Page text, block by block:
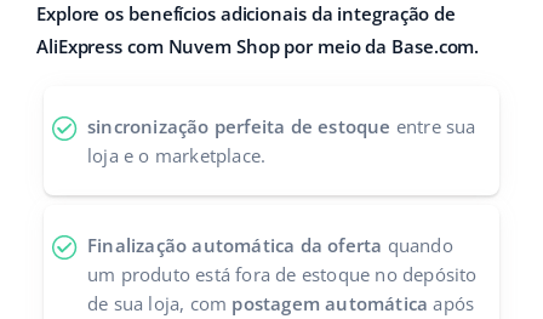
Explore os benefícios adicionais da integração de
AliExpress com Nuvem Shop por meio da Base.com.
sincronização perfeita de estoque entre sua
loja e o marketplace.
Finalização automática da oferta quando
um produto está fora de estoque no depósito
de sua loja, com postagem automática após